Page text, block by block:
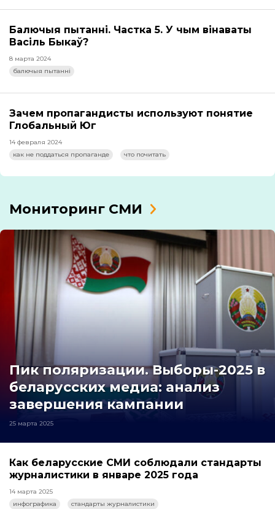
Балючыя пытанні. Частка 5. У чым вінаваты
Васіль Быкаў?
8 марта 2024
балючыя пытанні
Зачем пропагандисты используют понятие
Глобальный Юг
14 февраля 2024
как не поддаться пропаганде
что почитать
Мониторинг СМИ
Пик поляризации. Выборы-2025 в
беларусских медиа: анализ
завершения кампании
25 марта 2025
Как беларусские СМИ соблюдали стандарты
журналистики в январе 2025 года
14 марта 2025
инфографика
стандарты журналистики